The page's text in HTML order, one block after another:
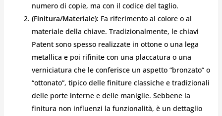
numero di copie, ma con il codice del taglio.
(Finitura/Materiale): Fa riferimento al colore o al
materiale della chiave. Tradizionalmente, le chiavi
Patent sono spesso realizzate in ottone o una lega
metallica e poi rifinite con una placcatura o una
verniciatura che le conferisce un aspetto “bronzato” o
“ottonato”, tipico delle finiture classiche e tradizionali
delle porte interne e delle maniglie. Sebbene la
finitura non influenzi la funzionalità, è un dettaglio